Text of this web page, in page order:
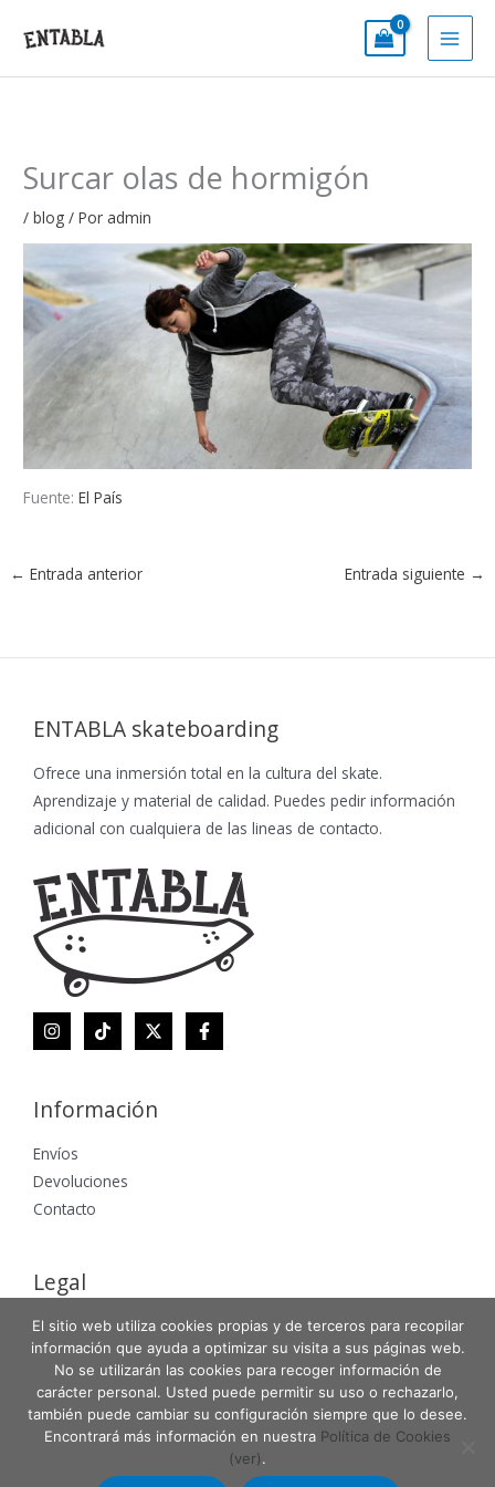
Surcar olas de hormigón
/blog / Por admin
Fuente:El País
← Entrada anterior Entrada siguiente →
ENTABLA skateboarding
Ofrece una inmersión total en la cultura del skate.
Aprendizaje y material de calidad. Puedes pedir información
adicional con cualquiera de las lineas de contacto.
Información
Envíos
Devoluciones
Contacto
Legal
Aviso Legal
Política de Privacidad
Política de Cookies
El sitio web utiliza cookies propias y de terceros para recopilar
información que ayuda a optimizar su visita a sus páginas web.
No se utilizarán las cookies para recoger información de
carácter personal. Usted puede permitir su uso o rechazarlo,
también puede cambiar su configuración siempre que lo desee.
Encontrará más información en nuestra Política de Cookies
(ver).